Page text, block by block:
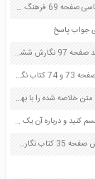
یکی از هنرمندان معاصر مورد علاقه خود را در هر رشته ای به جز عکاسی صفحه 69 فرهنگ و هنر نهم
جواب پاسخ
یکی از حکایت هایی را که تا به حال شنیده اید به زبان ساده بنویسید صفحه 97 نگارش ششم دبستان
یکی از متن های ناتمام زیر را انتخاب کنید و نوشته را ادامه دهید صفحه 73 و 74 کتاب نگارش فارسی پنجم دبستان
یکی از درس های مندرج در کتاب درسی خود را خلاصه کنید سپس متن خلاصه شده را با بهره گیری از روش های دسته بندی نمودار جدول نقشه مفهومی نشان دهید صفحه 118 نگارش یازدهم
یکی از صدا های آبشار به هم خوردن برگ ها زنبور را در ذهنتان مجسم کنید و درباره آن یک بند بنویسید صفحه 11 نگارش پنجم
یکی از دو موضوع را به دلخواه انتخاب کن و یک بند درباره آن بنویس صفحه 35 کتاب نگارش فارسی سوم